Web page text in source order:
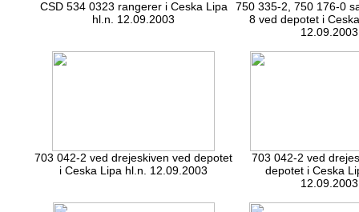
CSD 534 0323 rangerer i Ceska Lipa
hl.n. 12.09.2003
750 335-2, 750 176-0
8 ved depotet i
12.09.2003
703 042-2 ved drejeskiven ved depotet
i Ceska Lipa hl.n. 12.09.2003
703 042-2 ved
depotet i Ceska
12.09.2003